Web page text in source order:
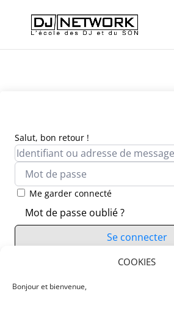
COOKIES
Bonjour et bienvenue,
Salut, bon retour !
Me garder connecté
Mot de passe oublié ?
Se connecter
Vous n’avez pas de compte ?